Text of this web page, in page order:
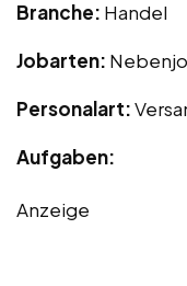
Branche: Handel
Jobarten:
Personalart:
Aufgaben:
Anzeige